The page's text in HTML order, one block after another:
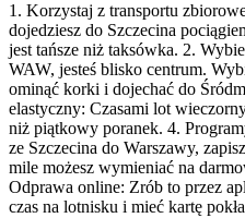
1. Korzystaj z transportu
dojedziesz do Szczecina
jest tańsze niż taksówka. 2.
WAW, jesteś blisko centrum.
ominąć korki i dojechać do
elastyczny: Czasami lot
niż piątkowy poranek. 4.
ze Szczecina do Warszawy,
mile możesz wymieniać na
Odprawa online: Zrób to przez
czas na lotnisku i mieć kartę